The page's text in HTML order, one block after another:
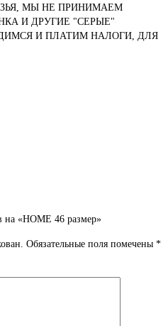
МЫ НЕ ПРИНИМАЕМ
И ДРУГИЕ "СЕРЫЕ"
И ПЛАТИМ НАЛОГИ, ДЛЯ
на «HOME 46 размер»
Обязательные поля помечены *